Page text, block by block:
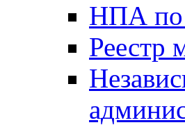
НПА по
Реестр